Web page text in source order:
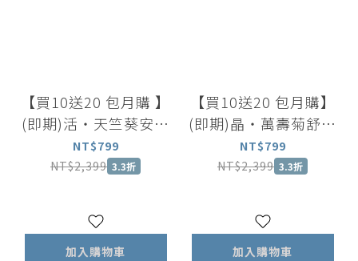
【買10送20 包月購 】
(即期)活・天竺葵安適
凍10包入x1盒｜下單
送安適凍2包入x10盒
NT$799
NT$2,399 3.3折
加入購物車
【買10送20 包月購】
(即期)晶・萬壽菊舒萌
凍 10包入x1盒｜下單
送舒萌凍2包入x10盒
NT$799
NT$2,399 3.3折
加入購物車